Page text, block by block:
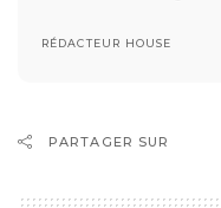
RÉDACTEUR HOUSE
PARTAGER SUR